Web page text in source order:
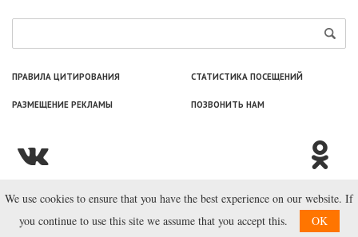
ПРАВИЛА ЦИТИРОВАНИЯ СТАТИСТИКА ПОСЕЩЕНИЙ
РАЗМЕЩЕНИЕ РЕКЛАМЫ ПОЗВОНИТЬ НАМ
© ООО «Лаборатория Новоcтей», 2003—2026.
We use cookies to ensure that you have the best experience on our website. If
you continue to use this site we assume that you accept this.
OK